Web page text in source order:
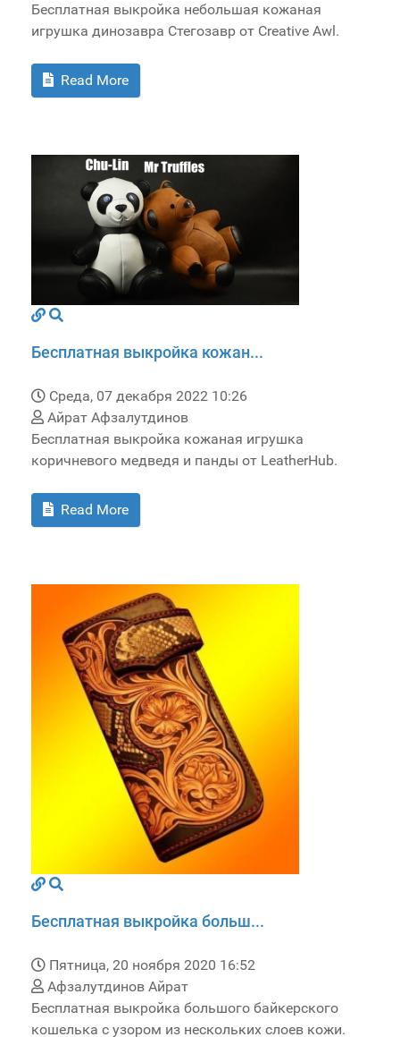
Бесплатная выкройка небольшая кожаная
игрушка динозавра Стегозавр от Creative Awl.
Read More
Бесплатная выкройка кожан...
Среда, 07 декабря 2022 10:26
Айрат Афзалутдинов
Бесплатная выкройка кожаная игрушка
коричневого медведя и панды от LeatherHub.
Read More
Бесплатная выкройка больш...
Пятница, 20 ноября 2020 16:52
Афзалутдинов Айрат
Бесплатная выкройка большого байкерского
кошелька с узором из нескольких слоев кожи.